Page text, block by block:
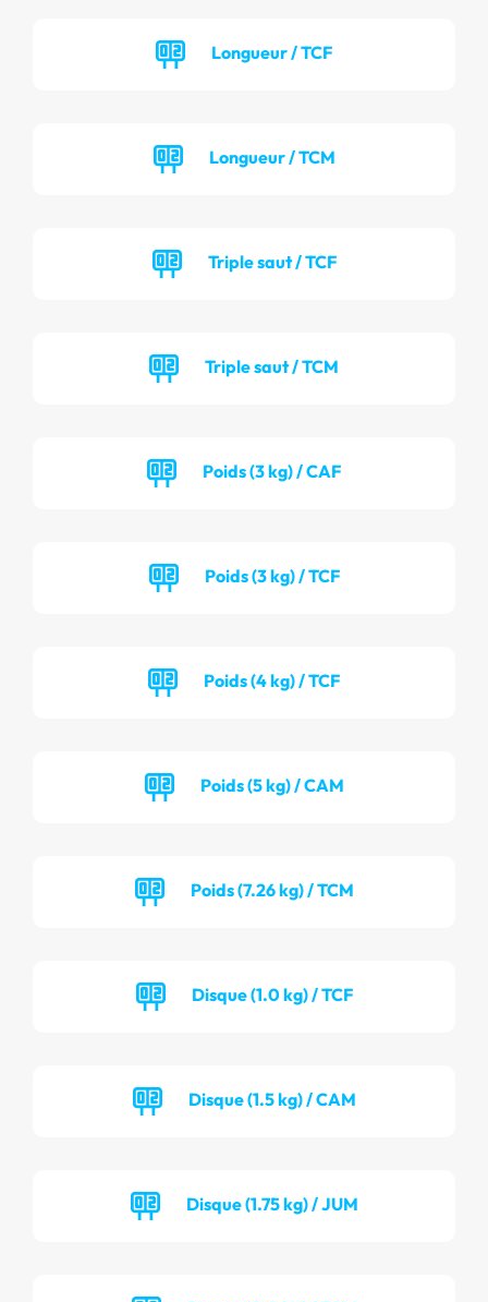
Longueur / TCF
Longueur / TCM
Triple saut / TCF
Triple saut / TCM
Poids (3 kg) / CAF
Poids (3 kg) / TCF
Poids (4 kg) / TCF
Poids (5 kg) / CAM
Poids (7.26 kg) / TCM
Disque (1.0 kg) / TCF
Disque (1.5 kg) / CAM
Disque (1.75 kg) / JUM